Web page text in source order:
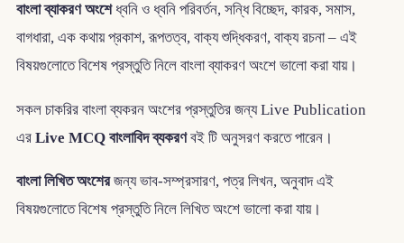
বাংলা ব্যাকরণ অংশেধ্বনি ও ধ্বনি পরিবর্তন, সন্ধি বিচ্ছেদ, কারক, সমাস,
বাগধারা, এক কথায় প্রকাশ, রূপতত্ব, বাক্য শুদ্ধিকরণ, বাক্য রচনা – এই
বিষয়গুলোতে বিশেষ প্রস্তুতি নিলে বাংলা ব্যাকরণ অংশে ভালো করা যায়।
সকল চাকরির বাংলা ব্যকরন অংশের প্রস্তুতির জন্য Live Publication
এর Live MCQ বাংলাবিদ ব্যকরণবই টি অনুসরণ করতে পারেন।
বাংলা লিখিত অংশেরজন্য ভাব-সম্প্রসারণ, পত্র লিখন, অনুবাদ এই
বিষয়গুলোতে বিশেষ প্রস্তুতি নিলে লিখিত অংশে ভালো করা যায়।